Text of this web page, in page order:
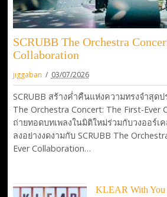
SCRUBB The Orchestra
Collaboration
jiggaban 03/07/2026
SCRUBB สร้างค่ำคืนแห่งความทรงจำสุดป
The Orchestra Concert: The First-Ever
ถ่ายทอดบทเพลงในมิติใหม่ร่วมกับวงออร์เ
ลงอย่างงดงามกับ SCRUBB The
Ever Collaboration…
KLEAR With You